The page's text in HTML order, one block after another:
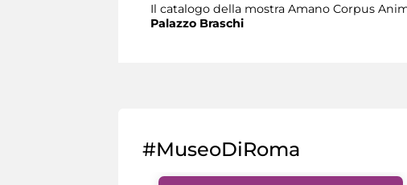
Il catalogo della mostra Amano Corpus
Palazzo Braschi
#MuseoDiRoma